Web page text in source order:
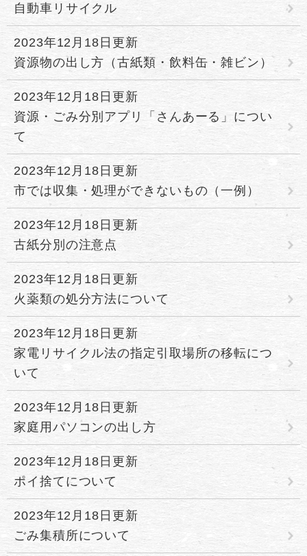
自動車リサイクル
2023年12月18日更新
資源物の出し方（古紙類・飲料缶・雑ビン）
2023年12月18日更新
資源・ごみ分別アプリ「さんあーる」につい
て
2023年12月18日更新
市では収集・処理ができないもの（一例）
2023年12月18日更新
古紙分別の注意点
2023年12月18日更新
火薬類の処分方法について
2023年12月18日更新
家電リサイクル法の指定引取場所の移転につ
いて
2023年12月18日更新
家庭用パソコンの出し方
2023年12月18日更新
ポイ捨てについて
2023年12月18日更新
ごみ集積所について